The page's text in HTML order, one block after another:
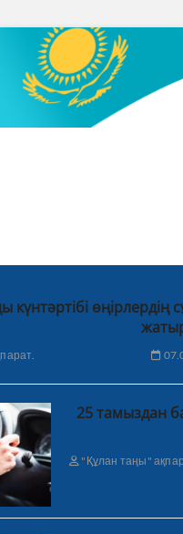
күнтәртібі
25 тамыздан
"Құлан таңы"